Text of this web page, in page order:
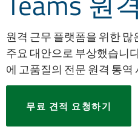
원격 근무 플랫폼을 위한
주요 대안으로 부상했습니
에 고품질의 전문 원격 통
무료 견적 요청하기